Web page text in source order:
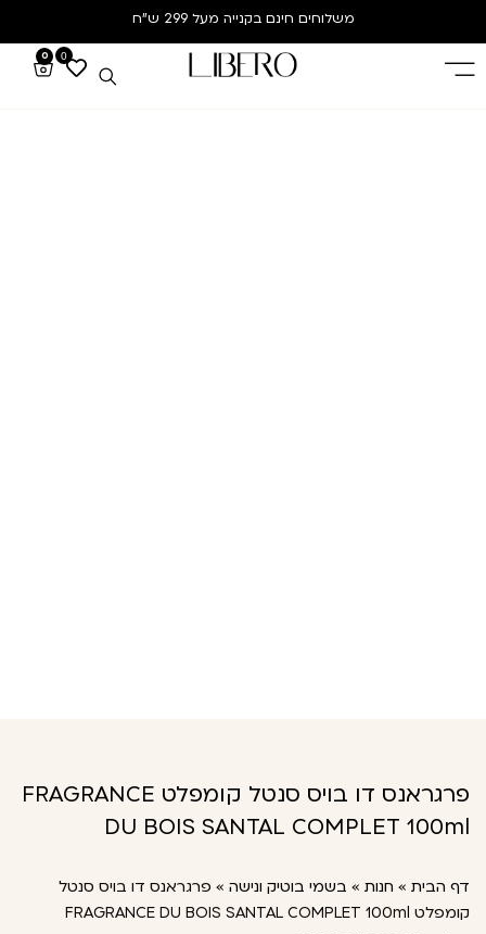
משלוחים חינם בקנייה מעל 299 ש”ח
0
0
פרגראנס דו בויס סנטל קומפלט FRAGRANCE
DU BOIS SANTAL COMPLET 100ml
דף הבית » חנות » בשמי בוטיק ונישה » פרגראנס דו בויס סנטל
קומפלט FRAGRANCE DU BOIS SANTAL COMPLET 100ml